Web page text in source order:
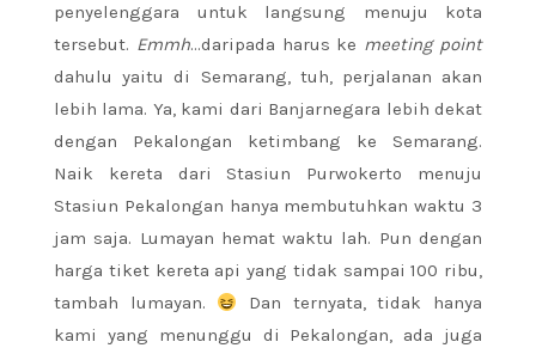
penyelenggara untuk langsung menuju kota
tersebut. Emmh…daripada harus ke meeting point
dahulu yaitu di Semarang, tuh, perjalanan akan
lebih lama. Ya, kami dari Banjarnegara lebih dekat
dengan Pekalongan ketimbang ke Semarang.
Naik kereta dari Stasiun Purwokerto menuju
Stasiun Pekalongan hanya membutuhkan waktu 3
jam saja. Lumayan hemat waktu lah. Pun dengan
harga tiket kereta api yang tidak sampai 100 ribu,
tambah lumayan.
Dan ternyata, tidak hanya
kami yang menunggu di Pekalongan, ada juga